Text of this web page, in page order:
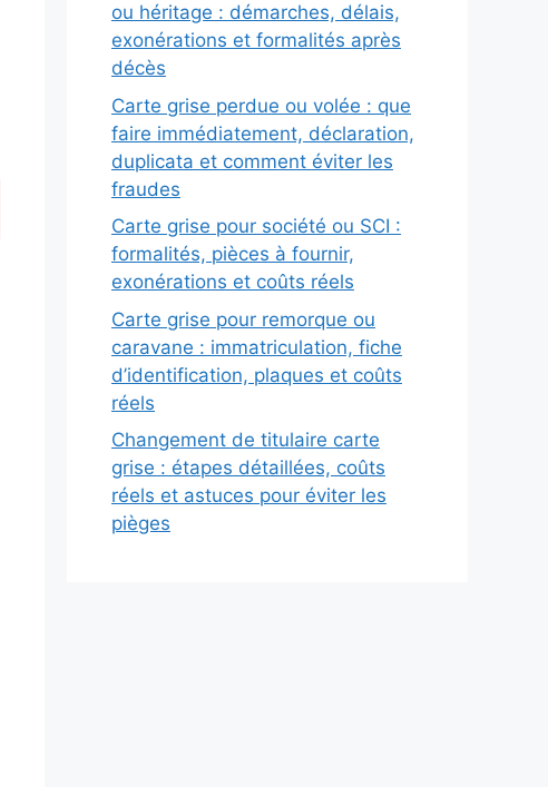
ou héritage : démarches, délais,
exonérations et formalités après
décès
Carte grise perdue ou volée : que
faire immédiatement, déclaration,
duplicata et comment éviter les
fraudes
Carte grise pour société ou SCI :
formalités, pièces à fournir,
exonérations et coûts réels
Carte grise pour remorque ou
caravane : immatriculation, fiche
d’identification, plaques et coûts
réels
Changement de titulaire carte
grise : étapes détaillées, coûts
réels et astuces pour éviter les
pièges